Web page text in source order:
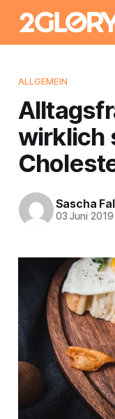
ALLGEMEIN
wirklich
Sascha
03 Juni 2019